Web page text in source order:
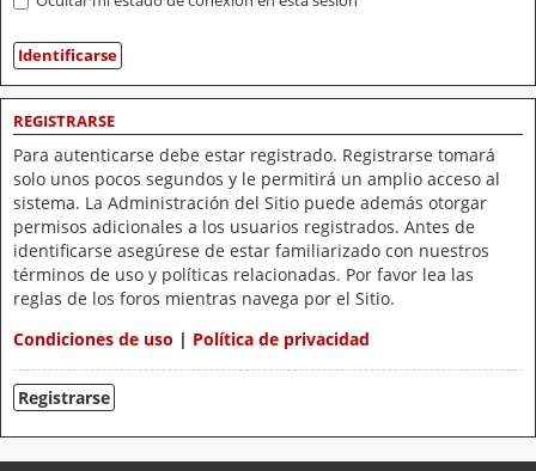
REGISTRARSE
Para autenticarse debe estar registrado. Registrarse tomará
solo unos pocos segundos y le permitirá un amplio acceso al
sistema. La Administración del Sitio puede además otorgar
permisos adicionales a los usuarios registrados. Antes de
identificarse asegúrese de estar familiarizado con nuestros
términos de uso y políticas relacionadas. Por favor lea las
reglas de los foros mientras navega por el Sitio.
Condiciones de uso | Política de privacidad
Registrarse